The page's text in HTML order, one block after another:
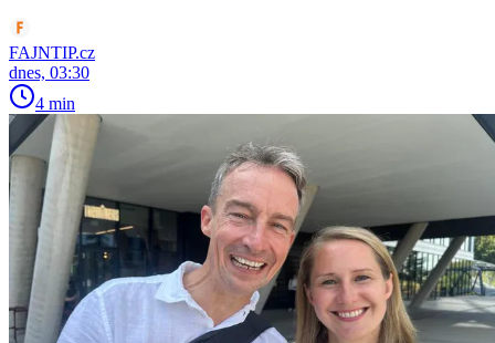
FAJNTIP.cz
dnes, 03:30
4 min